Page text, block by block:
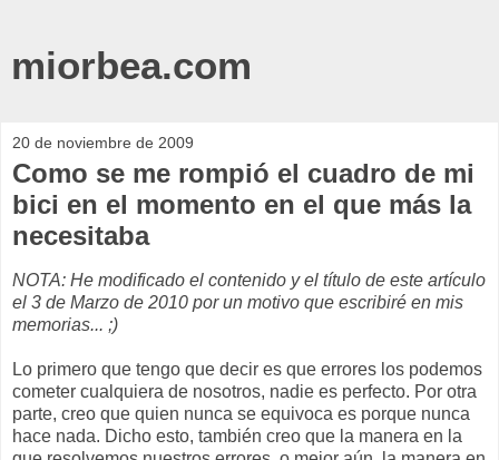
miorbea.com
20 de noviembre de 2009
Como se me rompió el cuadro de mi
bici en el momento en el que más la
necesitaba
NOTA: He modificado el contenido y el título de este artículo
el 3 de Marzo de 2010 por un motivo que escribiré en mis
memorias... ;)
Lo primero que tengo que decir es que errores los podemos
cometer cualquiera de nosotros, nadie es perfecto. Por otra
parte, creo que quien nunca se equivoca es porque nunca
hace nada. Dicho esto, también creo que la manera en la